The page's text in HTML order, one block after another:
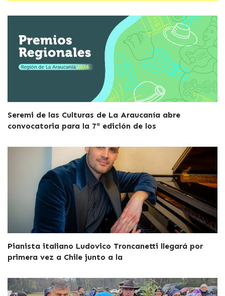
Seremi de las Culturas de La Araucanía abre
convocatoria para la 7ª edición de los
Pianista italiano Ludovico Troncanetti llegará por
primera vez a Chile junto a la